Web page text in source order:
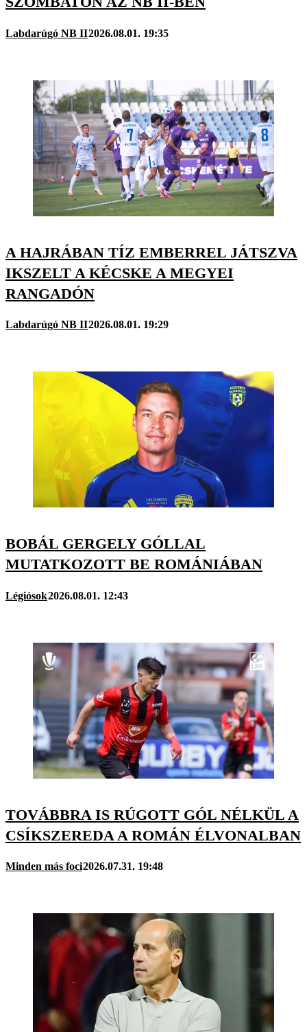
Labdarúgó NB II2026.08.01. 19:35
A HAJRÁBAN TÍZ EMBERREL JÁTSZVA
IKSZELT A KÉCSKE A MEGYEI
RANGADÓN
Labdarúgó NB II2026.08.01. 19:29
BOBÁL GERGELY GÓLLAL
MUTATKOZOTT BE ROMÁNIÁBAN
Légiósok2026.08.01. 12:43
TOVÁBBRA IS RÚGOTT GÓL NÉLKÜL A
CSÍKSZEREDA A ROMÁN ÉLVONALBAN
Minden más foci2026.07.31. 19:48